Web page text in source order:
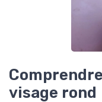
visage rond